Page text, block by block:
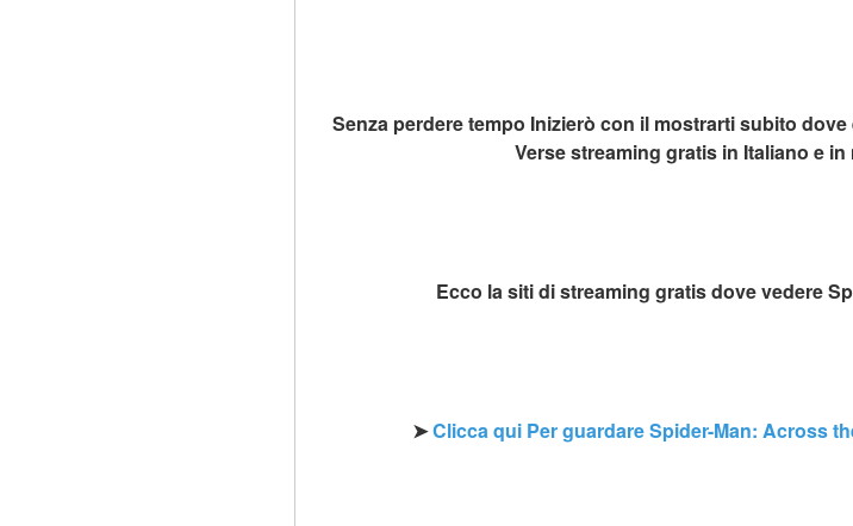
Senza perdere tempo Inizierò con il mostrarti subito
Verse streaming gratis in Italiano e
Ecco la siti di streaming gratis dove vedere
➤ Clicca qui Per guardare Spider-Man: Across